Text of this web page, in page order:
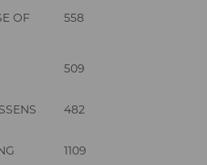
OF
558
509
482
1109